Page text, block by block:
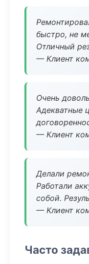
быстро, не
Отличный
— Клиент
Очень
Адекватные
— Клиент
Делали
Работали
собой.
— Клиент
Часто